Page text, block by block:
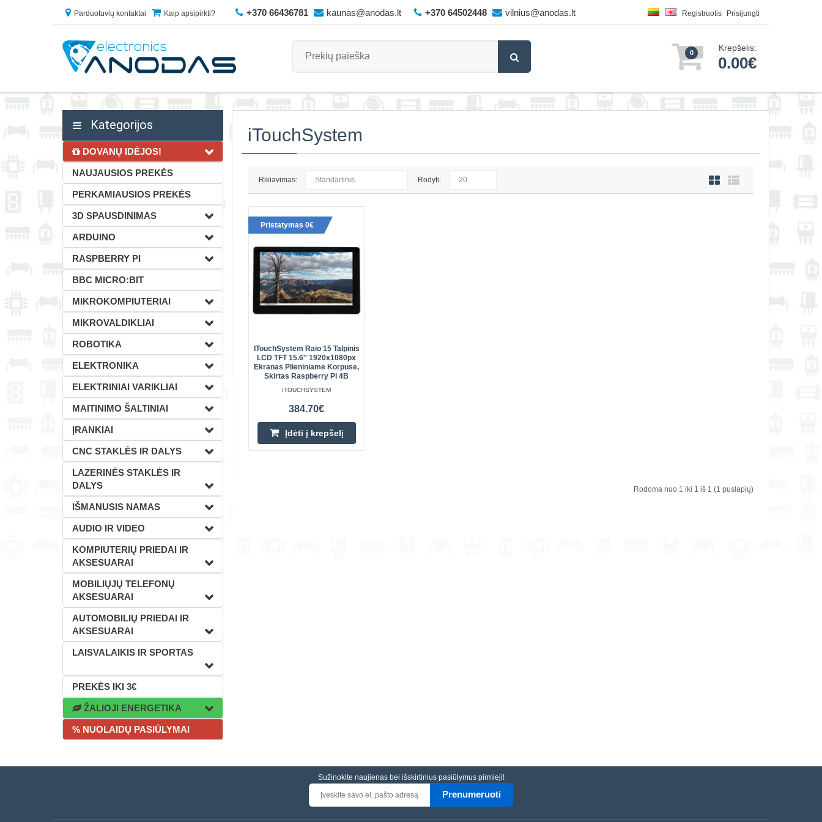
Parduotuvių kontaktai Kaip apsipirkti? +370 66436781 kaunas@anodas.lt +370 64502448 vilnius@anodas.lt Registruotis Prisijungti
0 Krepšelis:
0.00€
Kategorijos
DOVANŲ IDĖJOS!
NAUJAUSIOS PREKĖS
PERKAMIAUSIOS PREKĖS
3D SPAUSDINIMAS
ARDUINO
RASPBERRY PI
BBC MICRO:BIT
MIKROKOMPIUTERIAI
MIKROVALDIKLIAI
ROBOTIKA
ELEKTRONIKA
ELEKTRINIAI VARIKLIAI
MAITINIMO ŠALTINIAI
ĮRANKIAI
CNC STAKLĖS IR DALYS
LAZERINĖS STAKLĖS IR
DALYS
IŠMANUSIS NAMAS
AUDIO IR VIDEO
KOMPIUTERIŲ PRIEDAI IR
AKSESUARAI
MOBILIŲJŲ TELEFONŲ
AKSESUARAI
AUTOMOBILIŲ PRIEDAI IR
AKSESUARAI
LAISVALAIKIS IR SPORTAS
PREKĖS IKI 3€
ŽALIOJI ENERGETIKA
% NUOLAIDŲ PASIŪLYMAI
iTouchSystem
Rikiavimas: Rodyti:
Pristatymas 0€
ITouchSystem Raio 15 Talpinis
LCD TFT 15.6'' 1920x1080px
Ekranas Plieniniame Korpuse,
Skirtas Raspberry Pi 4B
ITOUCHSYSTEM
384.70€
Įdėti į krepšelį
Rodoma nuo 1 iki 1 iš 1 (1 puslapių)
Sužinokite naujienas bei išskirtinius pasiūlymus pirmieji!
Prenumeruoti